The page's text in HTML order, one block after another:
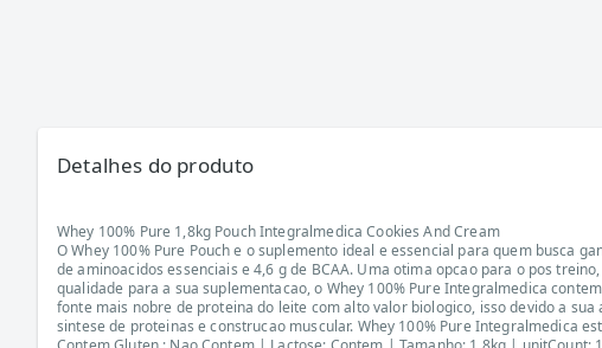
Detalhes do produto
Whey 100% Pure 1,8kg Pouch Integralmedica Cookies And Cream
O Whey 100% Pure Pouch e o suplemento ideal e essencial para quem busca
de aminoacidos essenciais e 4,6 g de BCAA. Uma otima opcao para o pos
qualidade para a sua suplementacao, o Whey 100% Pure Integralmedica
fonte mais nobre de proteina do leite com alto valor biologico, isso devido a
sintese de proteinas e construcao muscular. Whey 100% Pure Integralmedica